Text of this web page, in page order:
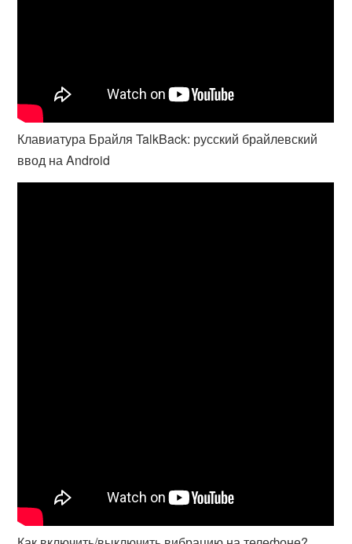
Клавиатура Брайля TalkBack: русский брайлевский
ввод на Android